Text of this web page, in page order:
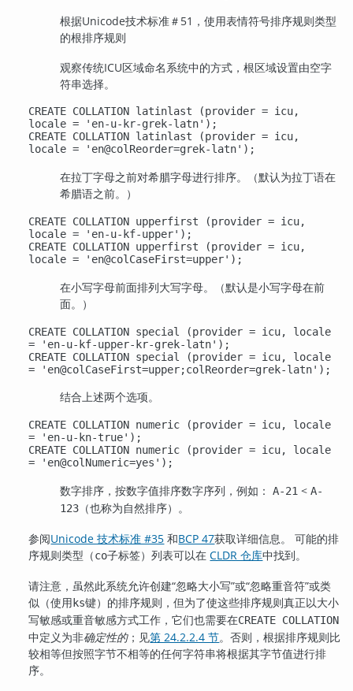
根据Unicode技术标准＃51，使用表情符号排序规则类型
的根排序规则
观察传统ICU区域命名系统中的方式，根区域设置由空字
符串选择。
CREATE COLLATION latinlast (provider = icu,
locale = 'en-u-kr-grek-latn');
CREATE COLLATION latinlast (provider = icu,
locale = 'en@colReorder=grek-latn');
在拉丁字母之前对希腊字母进行排序。（默认为拉丁语在
希腊语之前。）
CREATE COLLATION upperfirst (provider = icu,
locale = 'en-u-kf-upper');
CREATE COLLATION upperfirst (provider = icu,
locale = 'en@colCaseFirst=upper');
在小写字母前面排列大写字母。（默认是小写字母在前
面。）
CREATE COLLATION special (provider = icu, locale
= 'en-u-kf-upper-kr-grek-latn');
CREATE COLLATION special (provider = icu, locale
= 'en@colCaseFirst=upper;colReorder=grek-latn');
结合上述两个选项。
CREATE COLLATION numeric (provider = icu, locale
= 'en-u-kn-true');
CREATE COLLATION numeric (provider = icu, locale
= 'en@colNumeric=yes');
数字排序，按数字值排序数字序列，例如：A-21 <A-
123 （也称为自然排序）。
参阅Unicode 技术标准 #35 和BCP 47获取详细信息。 可能的排
序规则类型（co子标签）列表可以在CLDR 仓库中找到。
请注意，虽然此系统允许创建“忽略大小写”或“忽略重音符”或类
似（使用ks键）的排序规则，但为了使这些排序规则真正以大小
写敏感或重音敏感方式工作，它们也需要在CREATE COLLATION
中定义为非确定性的；见第 24.2.2.4 节。否则，根据排序规则比
较相等但按照字节不相等的任何字符串将根据其字节值进行排
序。